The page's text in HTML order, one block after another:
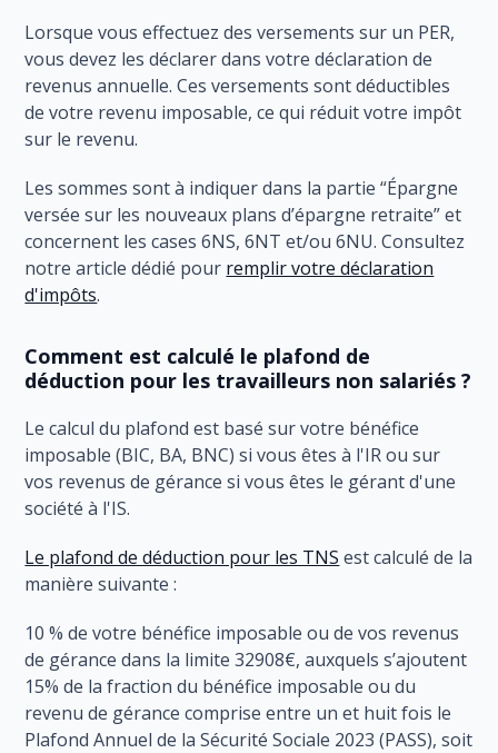
Lorsque vous effectuez des versements sur un PER,
vous devez les déclarer dans votre déclaration de
revenus annuelle. Ces versements sont déductibles
de votre revenu imposable, ce qui réduit votre impôt
sur le revenu.
Les sommes sont à indiquer dans la partie “Épargne
versée sur les nouveaux plans d’épargne retraite” et
concernent les cases 6NS, 6NT et/ou 6NU. Consultez
notre article dédié pour remplir votre déclaration
d'impôts.
Comment est calculé le plafond de
déduction pour les travailleurs non salariés ?
Le calcul du plafond est basé sur votre bénéfice
imposable (BIC, BA, BNC) si vous êtes à l'IR ou sur
vos revenus de gérance si vous êtes le gérant d'une
société à l'IS.
Le plafond de déduction pour les TNS est calculé de la
manière suivante :
10 % de votre bénéfice imposable ou de vos revenus
de gérance dans la limite 32908€, auxquels s’ajoutent
15% de la fraction du bénéfice imposable ou du
revenu de gérance comprise entre un et huit fois le
Plafond Annuel de la Sécurité Sociale 2023 (PASS), soit